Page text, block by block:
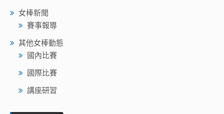
女棒新聞
賽事報導
其他女棒動態
國內比賽
國際比賽
講座研習